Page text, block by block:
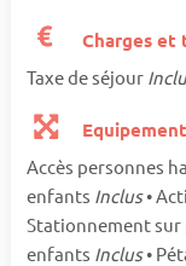
Charges et
Taxe de séjour
Accès personnes
enfants Inclus•
Stationnement sur
enfants Inclus•